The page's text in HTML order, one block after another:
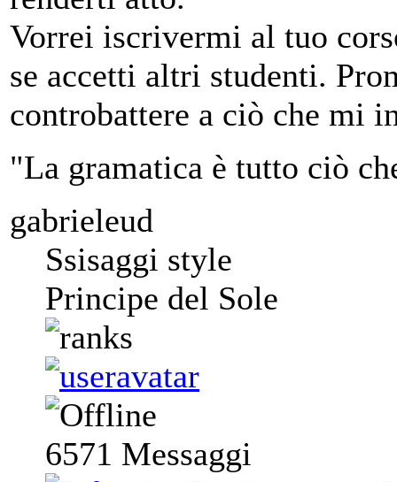
Vorrei iscrivermi al tuo
se accetti altri studenti.
controbattere a ciò che mi
"La gramatica è tutto ciò
gabrieleud
Ssisaggi style
Principe del Sole
6571 Messaggi